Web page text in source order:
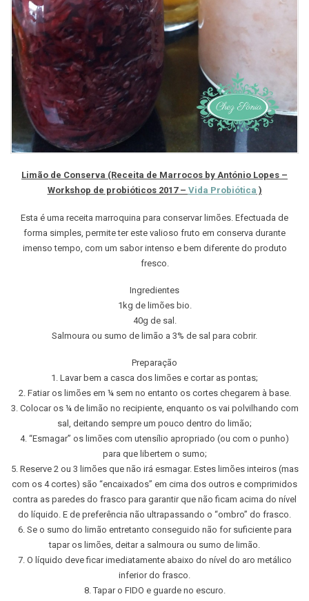
Limão de Conserva (Receita de Marrocos by António Lopes –
Workshop de probióticos 2017 – Vida Probiótica )
Esta é uma receita marroquina para conservar limões. Efectuada de
forma simples, permite ter este valioso fruto em conserva durante
imenso tempo, com um sabor intenso e bem diferente do produto
fresco.
Ingredientes
1kg de limões bio.
40g de sal.
Salmoura ou sumo de limão a 3% de sal para cobrir.
Preparação
1. Lavar bem a casca dos limões e cortar as pontas;
2. Fatiar os limões em ¼ sem no entanto os cortes chegarem à base.
3. Colocar os ¼ de limão no recipiente, enquanto os vai polvilhando com
sal, deitando sempre um pouco dentro do limão;
4. “Esmagar” os limões com utensílio apropriado (ou com o punho)
para que libertem o sumo;
5. Reserve 2 ou 3 limões que não irá esmagar. Estes limões inteiros (mas
com os 4 cortes) são “encaixados” em cima dos outros e comprimidos
contra as paredes do frasco para garantir que não ficam acima do nível
do líquido. E de preferência não ultrapassando o “ombro” do frasco.
6. Se o sumo do limão entretanto conseguido não for suficiente para
tapar os limões, deitar a salmoura ou sumo de limão.
7. O líquido deve ficar imediatamente abaixo do nível do aro metálico
inferior do frasco.
8. Tapar o FIDO e guarde no escuro.